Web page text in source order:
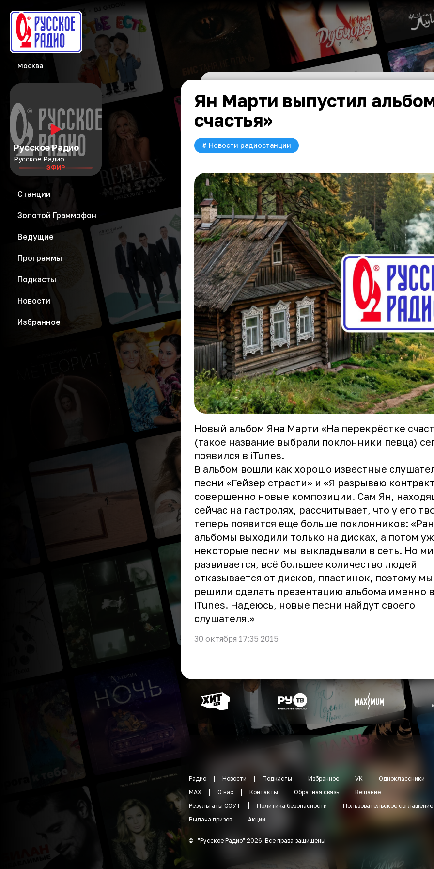
Москва
Русское Радио
Русское Радио
ЭФИР
Станции
Золотой Граммофон
Ведущие
Программы
Подкасты
Новости
Избранное
Ян Марти выпустил
счастья»
# Новости радиостанции
Новый альбом Яна Марти «На перекрёстке
(такое название выбрали поклонники певца)
появился в iTunes.
В альбом вошли как хорошо известные
песни «Гейзер страсти» и «Я разрываю
совершенно новые композиции. Сам Ян,
сейчас на гастролях, рассчитывает, что у его
теперь появится еще больше поклонников:
альбомы выходили только на дисках, а потом
некоторые песни мы выкладывали в сеть. Но
развивается, всё большее количество людей
отказывается от дисков, пластинок, поэтому
решили сделать презентацию альбома именно
iTunes. Надеюсь, новые песни найдут своего
слушателя!»
30 октября 17:35 2015
Радио Новости Подкасты Избранное VK
Одноклассники
MAX
О нас Контакты Обратная связь
Вещание
Результаты СОУТ
Политика безопасности
Пользовательское соглашение
Выдача призов
Акции
© "Русское Радио" 2026. Все права защищены